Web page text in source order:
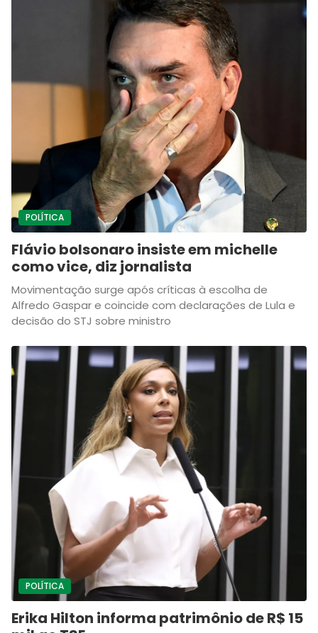
POLÍTICA
Flávio bolsonaro insiste em michelle
como vice, diz jornalista
Movimentação surge após críticas à escolha de
Alfredo Gaspar e coincide com declarações de Lula e
decisão do STJ sobre ministro
POLÍTICA
Erika Hilton informa patrimônio de R$ 15